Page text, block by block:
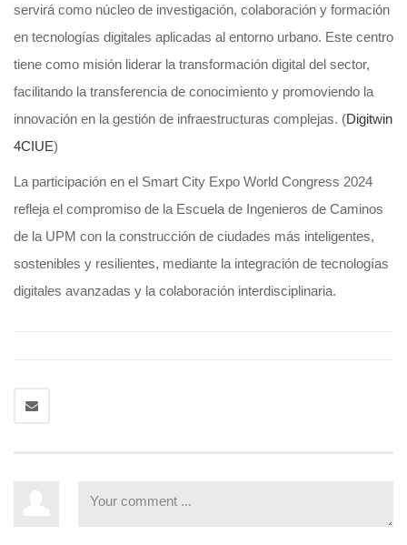
servirá como núcleo de investigación, colaboración y formación
en tecnologías digitales aplicadas al entorno urbano. Este centro
tiene como misión liderar la transformación digital del sector,
facilitando la transferencia de conocimiento y promoviendo la
innovación en la gestión de infraestructuras complejas. (Digitwin
4CIUE)
La participación en el Smart City Expo World Congress 2024
refleja el compromiso de la Escuela de Ingenieros de Caminos
de la UPM con la construcción de ciudades más inteligentes,
sostenibles y resilientes, mediante la integración de tecnologías
digitales avanzadas y la colaboración interdisciplinaria.